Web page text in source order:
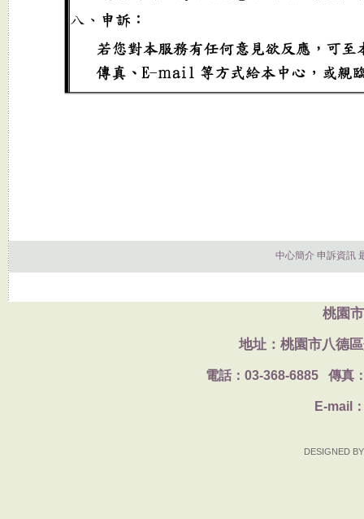
中心簡介 申訴資訊
桃園
地址：桃園市八德
電話： 03-368-6885 傳真
E-mail
DESIGNED